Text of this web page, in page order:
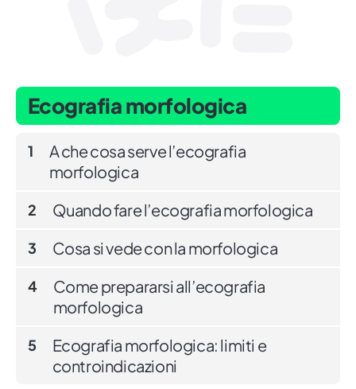
Ecografia morfologica
1
A che cosa serve l’ecografia
morfologica
2 Quando fare l’ecografia morfologica
3 Cosa si vede con la morfologica
4
Come prepararsi all’ecografia
morfologica
5
Ecografia morfologica: limiti e
controindicazioni